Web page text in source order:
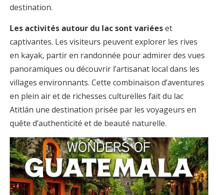
destination.
Les activités autour du lac sont variéeset
captivantes. Les visiteurs peuvent explorer les rives
en kayak, partir en randonnée pour admirer des vues
panoramiques ou découvrir l’artisanat local dans les
villages environnants. Cette combinaison d’aventures
en plein air et de richesses culturelles fait du lac
Atitlán une destination prisée par les voyageurs en
quête d’authenticité et de beauté naturelle.